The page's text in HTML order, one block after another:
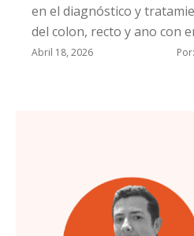
en el diagnóstico y
del colon, recto y ano con
integral y precisión
Abril 18, 2026 Por: